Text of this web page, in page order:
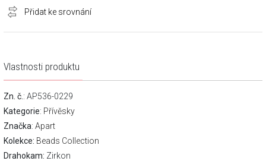
Přidat ke srovnání
Vlastnosti produktu
Zn. č. : AP536-0229
Kategorie: Přívěsky
Značka: Apart
Kolekce: Beads Collection
Drahokam: Zirkon